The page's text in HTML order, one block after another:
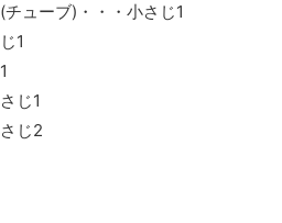
チューブ)・・・小さじ1
1
じ1
じ2